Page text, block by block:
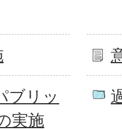
ブリッ
実施